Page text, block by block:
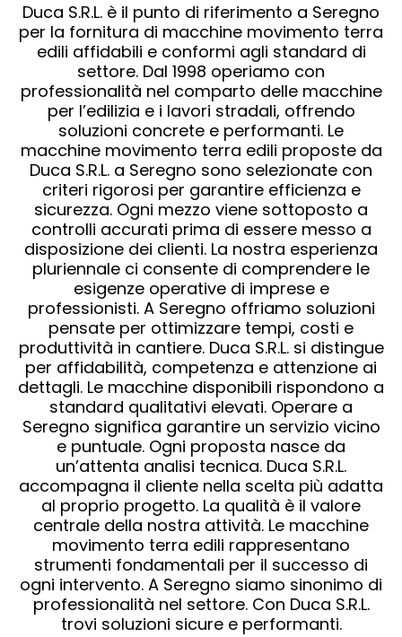
Duca S.R.L. è il punto di riferimento a Seregno
per la fornitura di macchine movimento terra
edili affidabili e conformi agli standard di
settore. Dal 1998 operiamo con
professionalità nel comparto delle macchine
per l’edilizia e i lavori stradali, offrendo
soluzioni concrete e performanti. Le
macchine movimento terra edili proposte da
Duca S.R.L. a Seregno sono selezionate con
criteri rigorosi per garantire efficienza e
sicurezza. Ogni mezzo viene sottoposto a
controlli accurati prima di essere messo a
disposizione dei clienti. La nostra esperienza
pluriennale ci consente di comprendere le
esigenze operative di imprese e
professionisti. A Seregno offriamo soluzioni
pensate per ottimizzare tempi, costi e
produttività in cantiere. Duca S.R.L. si distingue
per affidabilità, competenza e attenzione ai
dettagli. Le macchine disponibili rispondono a
standard qualitativi elevati. Operare a
Seregno significa garantire un servizio vicino
e puntuale. Ogni proposta nasce da
un’attenta analisi tecnica. Duca S.R.L.
accompagna il cliente nella scelta più adatta
al proprio progetto. La qualità è il valore
centrale della nostra attività. Le macchine
movimento terra edili rappresentano
strumenti fondamentali per il successo di
ogni intervento. A Seregno siamo sinonimo di
professionalità nel settore. Con Duca S.R.L.
trovi soluzioni sicure e performanti.